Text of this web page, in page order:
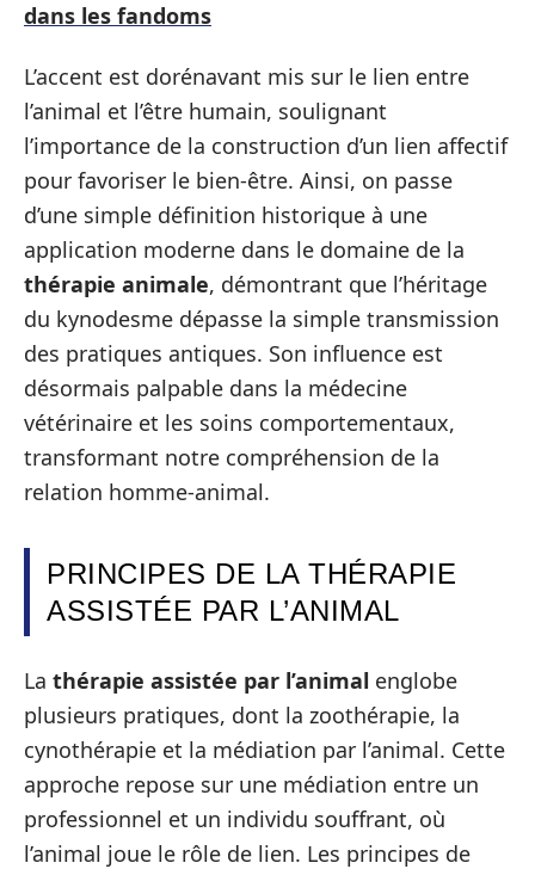
dans les fandoms
L’accent est dorénavant mis sur le lien entre
l’animal et l’être humain, soulignant
l’importance de la construction d’un lien affectif
pour favoriser le bien-être. Ainsi, on passe
d’une simple définition historique à une
application moderne dans le domaine de la
thérapie animale, démontrant que l’héritage
du kynodesme dépasse la simple transmission
des pratiques antiques. Son influence est
désormais palpable dans la médecine
vétérinaire et les soins comportementaux,
transformant notre compréhension de la
relation homme-animal.
PRINCIPES DE LA THÉRAPIE
ASSISTÉE PAR L’ANIMAL
La thérapie assistée par l’animal englobe
plusieurs pratiques, dont la zoothérapie, la
cynothérapie et la médiation par l’animal. Cette
approche repose sur une médiation entre un
professionnel et un individu souffrant, où
l’animal joue le rôle de lien. Les principes de